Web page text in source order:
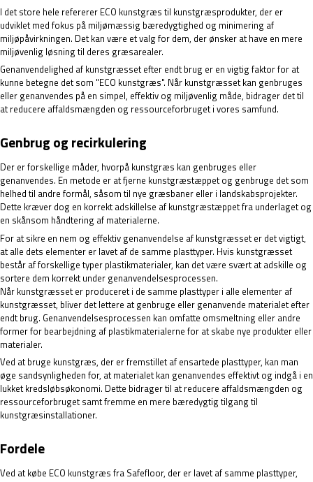
I det store hele refererer ECO kunstgræs til kunstgræsprodukter, der er
udviklet med fokus på miljømæssig bæredygtighed og minimering af
miljøpåvirkningen. Det kan være et valg for dem, der ønsker at have en mere
miljøvenlig løsning til deres græsarealer.
Genanvendelighed af kunstgræsset efter endt brug er en vigtig faktor for at
kunne betegne det som "ECO kunstgræs". Når kunstgræsset kan genbruges
eller genanvendes på en simpel, effektiv og miljøvenlig måde, bidrager det til
at reducere affaldsmængden og ressourceforbruget i vores samfund.
Genbrug og recirkulering
Der er forskellige måder, hvorpå kunstgræs kan genbruges eller
genanvendes. En metode er at fjerne kunstgræstæppet og genbruge det som
helhed til andre formål, såsom til nye græsbaner eller i landskabsprojekter.
Dette kræver dog en korrekt adskillelse af kunstgræstæppet fra underlaget og
en skånsom håndtering af materialerne.
For at sikre en nem og effektiv genanvendelse af kunstgræsset er det vigtigt,
at alle dets elementer er lavet af de samme plasttyper. Hvis kunstgræsset
består af forskellige typer plastikmaterialer, kan det være svært at adskille og
sortere dem korrekt under genanvendelsesprocessen.
Når kunstgræsset er produceret i de samme plasttyper i alle elementer af
kunstgræsset, bliver det lettere at genbruge eller genanvende materialet efter
endt brug. Genanvendelsesprocessen kan omfatte omsmeltning eller andre
former for bearbejdning af plastikmaterialerne for at skabe nye produkter eller
materialer.
Ved at bruge kunstgræs, der er fremstillet af ensartede plasttyper, kan man
øge sandsynligheden for, at materialet kan genanvendes effektivt og indgå i en
lukket kredsløbsøkonomi. Dette bidrager til at reducere affaldsmængden og
ressourceforbruget samt fremme en mere bæredygtig tilgang til
kunstgræsinstallationer.
Fordele
Ved at købe ECO kunstgræs fra Safefloor, der er lavet af samme plasttyper,